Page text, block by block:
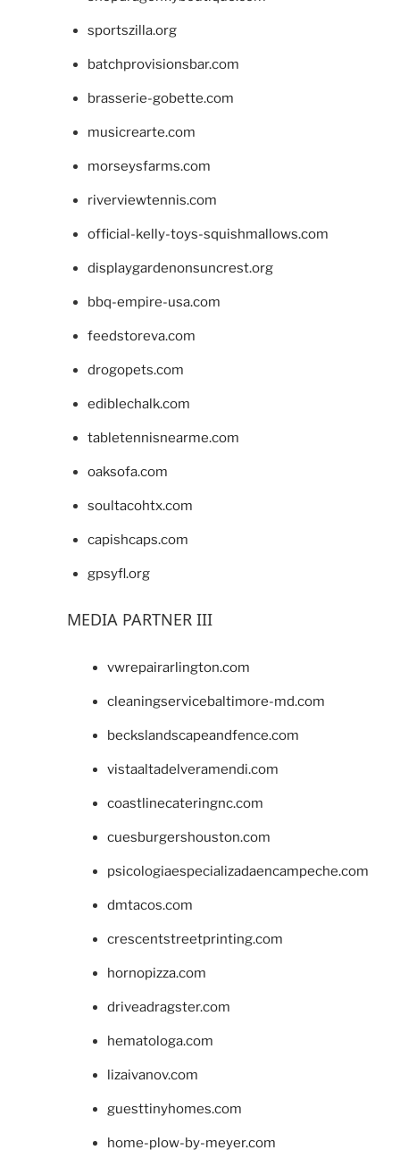
sportszilla.org
batchprovisionsbar.com
brasserie-gobette.com
musicrearte.com
morseysfarms.com
riverviewtennis.com
official-kelly-toys-squishmallows.com
displaygardenonsuncrest.org
bbq-empire-usa.com
feedstoreva.com
drogopets.com
ediblechalk.com
tabletennisnearme.com
oaksofa.com
soultacohtx.com
capishcaps.com
gpsyfl.org
MEDIA PARTNER III
vwrepairarlington.com
cleaningservicebaltimore-md.com
beckslandscapeandfence.com
vistaaltadelveramendi.com
coastlinecateringnc.com
cuesburgershouston.com
psicologiaespecializadaencampeche.com
dmtacos.com
crescentstreetprinting.com
hornopizza.com
driveadragster.com
hematologa.com
lizaivanov.com
guesttinyhomes.com
home-plow-by-meyer.com